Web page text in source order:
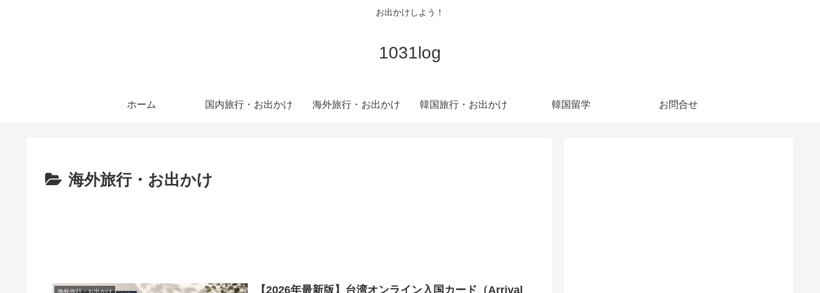
お出かけしよう！
1031log
ホーム 国内旅行・お出かけ 海外旅行・お出かけ 韓国旅行・お出かけ 韓国留学 お問合せ
海外旅行・お出かけ
海外旅行・お出かけ
【2026年最新版】台湾オンライン入国カード（Arrival